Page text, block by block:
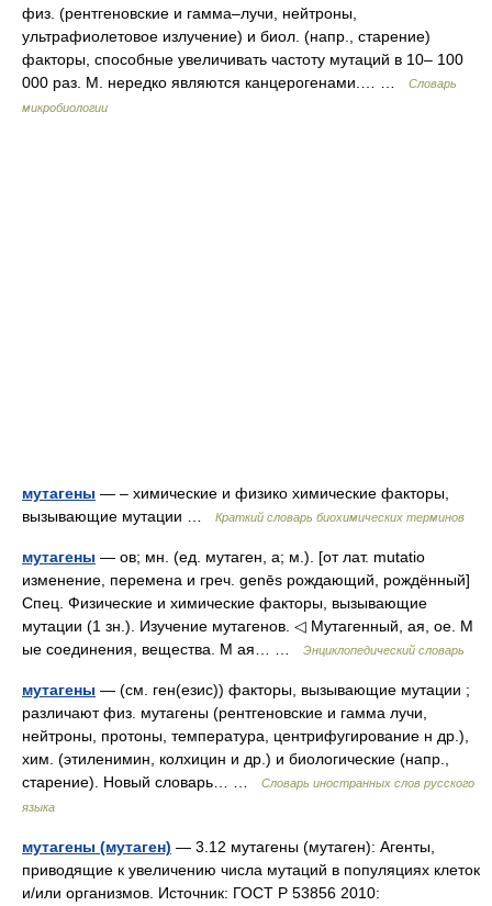
физ. (рентгеновские и гамма–лучи, нейтроны,
ультрафиолетовое излучение) и биол. (напр., старение)
факторы, способные увеличивать частоту мутаций в 10– 100
000 раз. М. нередко являются канцерогенами.… …
Словарь
микробиологии
мутагены — – химические и физико химические факторы,
вызывающие мутации …
Краткий словарь биохимических терминов
мутагены — ов; мн. (ед. мутаген, а; м.). [от лат. mutatio
изменение, перемена и греч. genēs рождающий, рождённый]
Спец. Физические и химические факторы, вызывающие
мутации (1 зн.). Изучение мутагенов. ◁ Мутагенный, ая, ое. М
ые соединения, вещества. М ая… …
Энциклопедический словарь
мутагены — (см. ген(езис)) факторы, вызывающие мутации ;
различают физ. мутагены (рентгеновские и гамма лучи,
нейтроны, протоны, температура, центрифугирование н др.),
хим. (этиленимин, колхицин и др.) и биологические (напр.,
старение). Новый словарь… …
Словарь иностранных слов русского
языка
мутагены (мутаген) — 3.12 мутагены (мутаген): Агенты,
приводящие к увеличению числа мутаций в популяциях клеток
и/или организмов. Источник: ГОСТ Р 53856 2010: